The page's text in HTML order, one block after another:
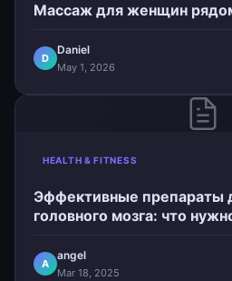
Массаж для женщин
D
Daniel
May 1, 2026
HEALTH & FITNESS
Эффективные препараты
головного мозга: что
A
angel
Mar 18, 2025